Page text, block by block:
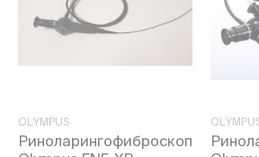
OLYMPUS
Риноларингофиброскоп